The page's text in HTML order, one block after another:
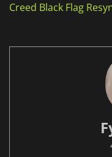
Creed Black Flag